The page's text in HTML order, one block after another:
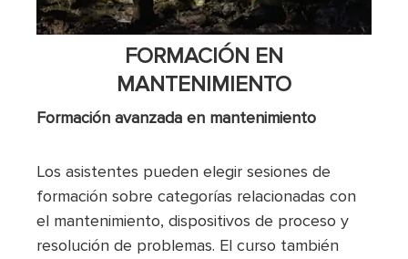
FORMACIÓN EN
MANTENIMIENTO
Formación avanzada en mantenimiento
Los asistentes pueden elegir sesiones de
formación sobre categorías relacionadas con
el mantenimiento, dispositivos de proceso y
resolución de problemas. El curso también